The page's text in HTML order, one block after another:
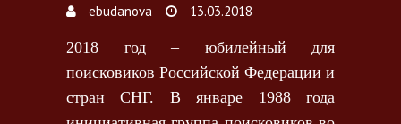
ebudanova 13.03.2018
2018 год – юбилейный для
поисковиков Российской Федерации и
стран СНГ. В январе 1988 года